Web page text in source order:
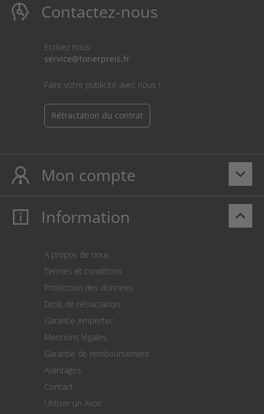
Contactez-nous
Ecrivez nous:
service@tonerpreis.fr
Faire votre publicité avec nous !
Rétractation du contrat
keyboard_arrow_down
Mon compte
Mon compte
Paiement
Le calculateur des frais de port
Paramètres des cookies
keyboard_arrow_up
Information
A propos de nous
Termes et conditions
Protection des données
Droit de rétractation
Garantie Ampertec
Mentions légales
Garantie de remboursement
Avantages
Contact
Utiliser un Avoir